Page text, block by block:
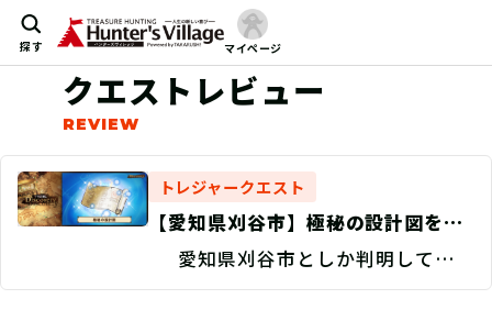
探す マイページ
クエストレビュー
トレジャークエスト
【愛知県刈谷市】極秘の設計図を探
せ！/現地捜索 Discovery
愛知県刈谷市としか判明していな
い。